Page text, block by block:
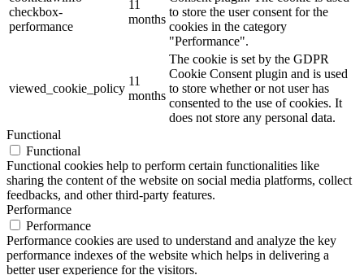
checkbox-
performance
11
months
to store the user consent for the
cookies in the category
"Performance".
viewed_cookie_policy
11
months
The cookie is set by the GDPR
Cookie Consent plugin and is used
to store whether or not user has
consented to the use of cookies. It
does not store any personal data.
Functional
Functional
Functional cookies help to perform certain functionalities like
sharing the content of the website on social media platforms, collect
feedbacks, and other third-party features.
Performance
Performance
Performance cookies are used to understand and analyze the key
performance indexes of the website which helps in delivering a
better user experience for the visitors.